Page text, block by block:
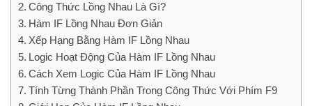
Công Thức Lồng Nhau Là Gì?
Hàm IF Lồng Nhau Đơn Giản
Xếp Hạng Bằng Hàm IF Lồng Nhau
Logic Hoạt Động Của Hàm IF Lồng Nhau
Cách Xem Logic Của Hàm IF Lồng Nhau
Tính Từng Thành Phần Trong Công Thức Với Phím F9